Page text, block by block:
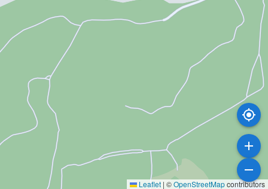
Leaflet | ©OpenStreetMapcontributors